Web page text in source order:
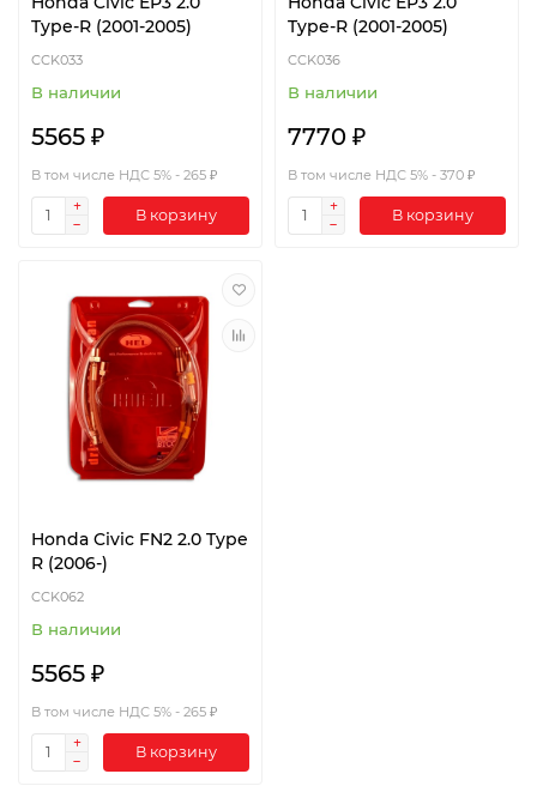
Type-R (2001-2005)
CCK033
В наличии
5565 ₽
В том числе НДС 5% - 265 ₽
В корзину
Type-R (2001-2005)
CCK036
В наличии
7770 ₽
В том числе НДС 5% - 370 ₽
В корзину
Honda Civic FN2 2.0 Type
R (2006-)
CCK062
В наличии
5565 ₽
В том числе НДС 5% - 265 ₽
В корзину